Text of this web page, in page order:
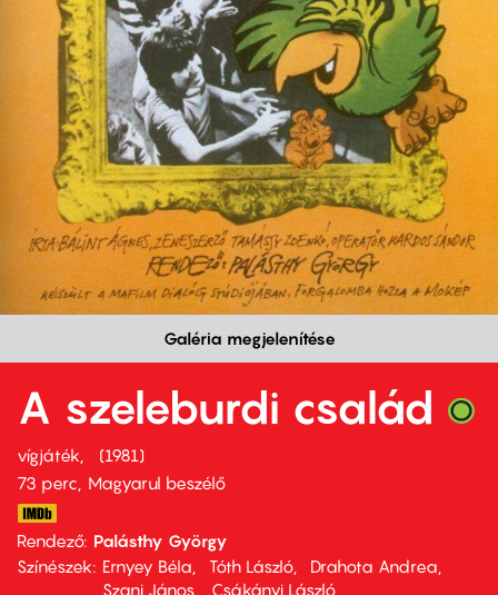
Galéria megjelenítése
A szeleburdi család
vígjáték
1981
73 perc,
Magyarul beszélő
Rendező Palásthy György
Színészek
Ernyey Béla Tóth László
Drahota Andrea
Szani János
Csákányi László